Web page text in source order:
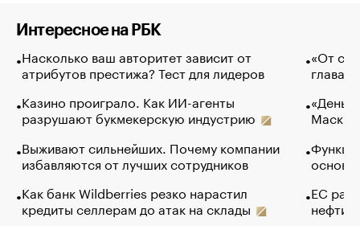
Интересное на РБК
Насколько ваш авторитет зависит от
атрибутов престижа? Тест для лидеров
Казино проиграло. Как ИИ-агенты
разрушают букмекерскую индустрию
Выживают сильнейших. Почему компании
избавляются от лучших сотрудников
Как банк Wildberries резко нарастил
кредиты селлерам до атак на склады
«От
глава
Маск в
основ
ЕС
нефти